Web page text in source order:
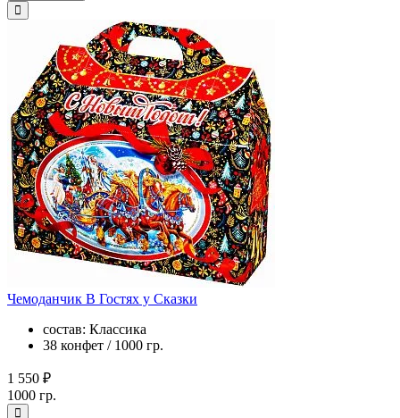
Чемоданчик В Гостях у Сказки
состав: Классика
38 конфет / 1000 гр.
1 550 ₽
1000 гр.